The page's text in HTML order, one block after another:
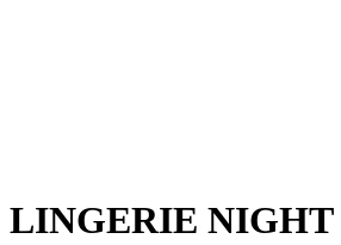
LINGERIE NIGHT